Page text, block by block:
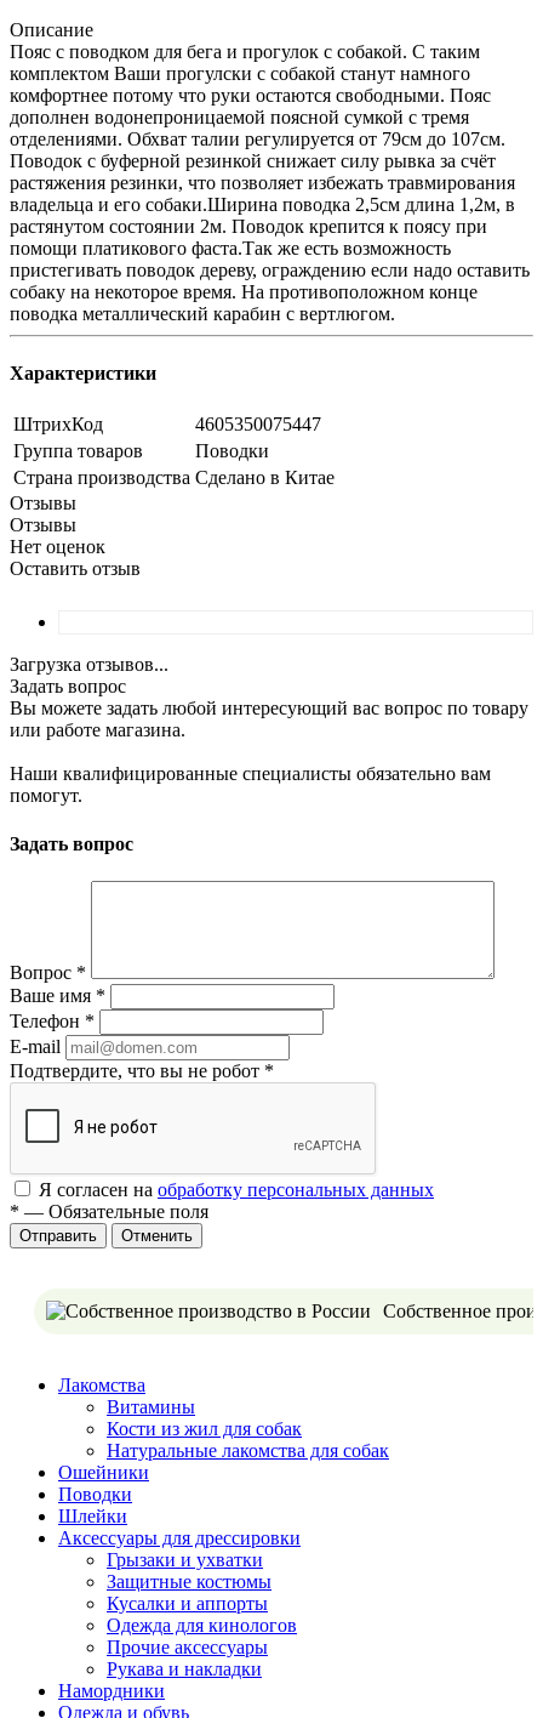
Описание
Пояс с поводком для бега и прогулок с собакой. С таким
комплектом Ваши прогулски с собакой станут намного
комфортнее потому что руки остаются свободными. Пояс
дополнен водонепроницаемой поясной сумкой с тремя
отделениями. Обхват талии регулируется от 79см до 107см.
Поводок с буферной резинкой снижает силу рывка за счёт
растяжения резинки, что позволяет избежать травмирования
владельца и его собаки.Ширина поводка 2,5см длина 1,2м, в
растянутом состоянии 2м. Поводок крепится к поясу при
помощи платикового фаста.Так же есть возможность
пристегивать поводок дереву, ограждению если надо оставить
собаку на некоторое время. На противоположном конце
поводка металлический карабин с вертлюгом.
Характеристики
ШтрихКод
4605350075447
Группа товаров
Поводки
Страна производства Сделано в Китае
Отзывы
Отзывы
Нет оценок
Оставить отзыв
Загрузка отзывов...
Задать вопрос
Вы можете задать любой интересующий вас вопрос по товару
или работе магазина.
Наши квалифицированные специалисты обязательно вам
помогут.
Задать вопрос
Вопрос *
Ваше имя *
Телефон *
E-mail
Подтвердите, что вы не робот *
Я согласен на обработку персональных данных
* — Обязательные поля
Отменить
Собственное
Лакомства
Витамины
Кости из жил для собак
Натуральные лакомства для собак
Ошейники
Поводки
Шлейки
Аксессуары для дрессировки
Грызаки и ухватки
Защитные костюмы
Кусалки и аппорты
Одежда для кинологов
Прочие аксессуары
Рукава и накладки
Намордники
Одежда и обувь